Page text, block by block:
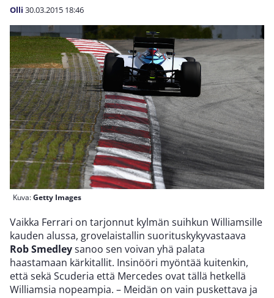
Olli 30.03.2015 18:46
Kuva:Getty Images
Vaikka Ferrari on tarjonnut kylmän suihkun Williamsille
kauden alussa, grovelaistallin suorituskykyvastaava
Rob Smedleysanoo sen voivan yhä palata
haastamaan kärkitallit. Insinööri myöntää kuitenkin,
että sekä Scuderia että Mercedes ovat tällä hetkellä
Williamsia nopeampia. – Meidän on vain puskettava ja